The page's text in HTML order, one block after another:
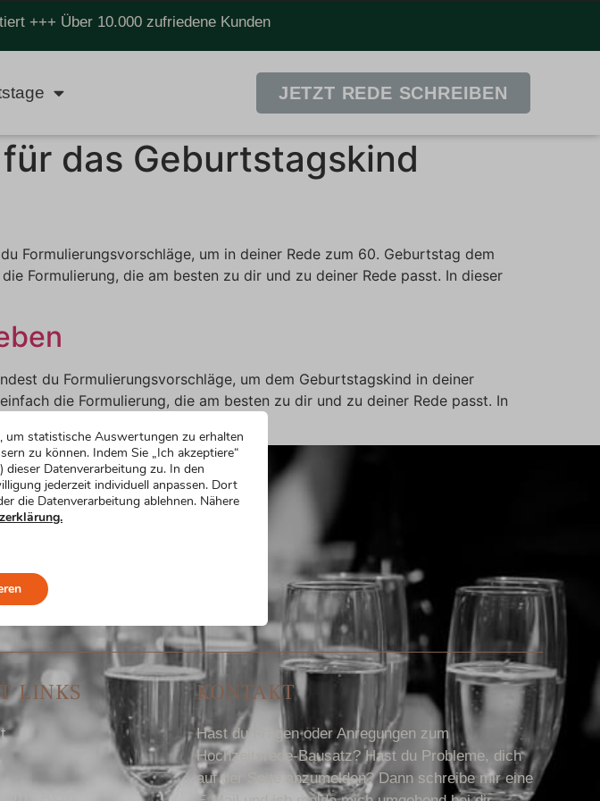
+++ Über 10.000 zufriedene Kunden
JETZT REDE SCHREIBEN
das Geburtstagskind
Formulierungsvorschläge, um in deiner Rede zum 60. Geburtstag dem
Formulierung, die am besten zu dir und zu deiner Rede passt. In dieser
du Formulierungsvorschläge, um dem Geburtstagskind in deiner
die Formulierung, die am besten zu dir und zu deiner Rede passt. In
LINKS
I AGB
KONTAKT
Hast du Fragen oder Anregungen zum
Hochzeitsrede-Bausatz? Hast du Probleme, dich
auf der Seite anzumelden? Dann schreibe mir eine
um statistische Auswertungen zu erhalten
zu können. Indem Sie „Ich akzeptiere“
Datenverarbeitung zu. In den
jederzeit individuell anpassen. Dort
die Datenverarbeitung ablehnen. Nähere